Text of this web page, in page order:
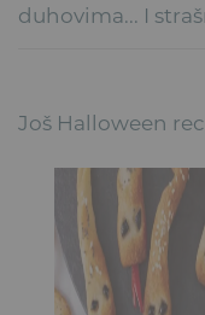
duhovima... I
Još Halloween